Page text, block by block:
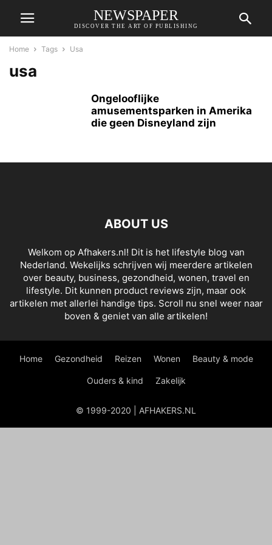
NEWSPAPER
DISCOVER THE ART OF PUBLISHING
Home Tags Usa
usa
Ongelooflijke
amusementsparken in Amerika
die geen Disneyland zijn
ABOUT US
Welkom op Afhakers.nl! Dit is het lifestyle blog van
Nederland. Wekelijks schrijven wij meerdere artikelen
over beauty, business, gezondheid, wonen, travel en
lifestyle. Dit kunnen product reviews zijn, maar ook
artikelen met allerlei handige tips. Scroll nu snel weer naar
boven & geniet van alle artikelen!
Home Gezondheid Reizen Wonen Beauty & mode
Ouders & kind Zakelijk
© 1999-2020 | AFHAKERS.NL